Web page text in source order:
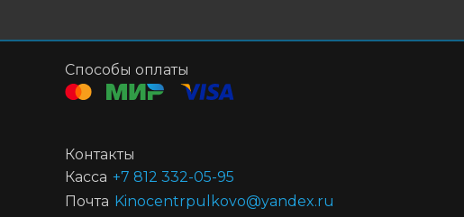
Способы оплаты
Контакты
Касса +7 812 332-05-95
Почта Kinocentrpulkovo@yandex.ru